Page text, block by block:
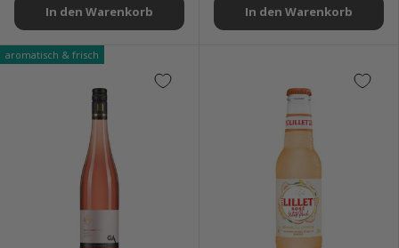
In den Warenkorb In den Warenkorb
aromatisch & frisch